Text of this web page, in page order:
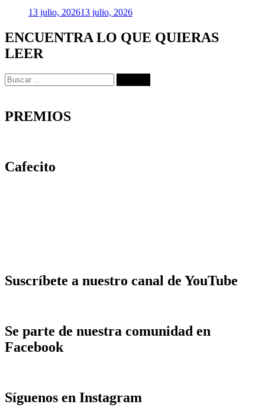
13 julio, 202613 julio, 2026
ENCUENTRA LO QUE QUIERAS
LEER
Buscar:
PREMIOS
Cafecito
Suscríbete a nuestro canal de YouTube
Se parte de nuestra comunidad en
Facebook
Síguenos en Instagram